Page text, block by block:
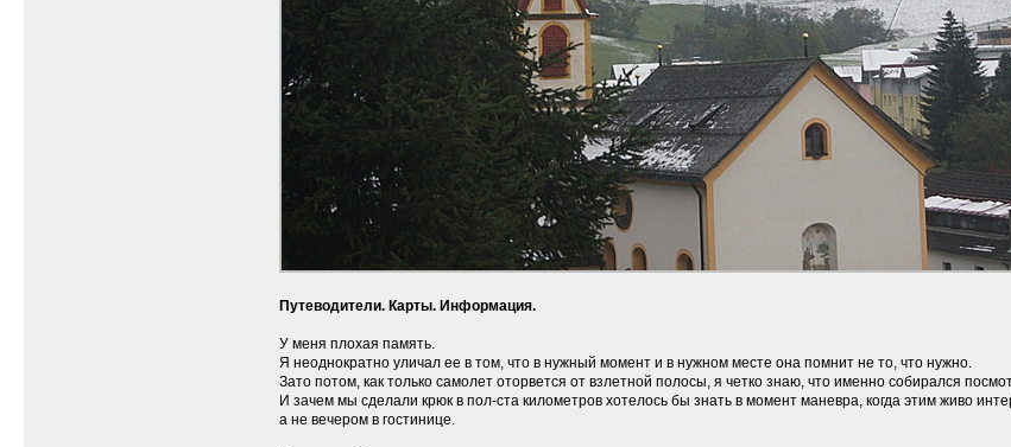
Путеводители. Карты. Информация.
У меня плохая память.
Я неоднократно уличал ее в том, что в нужный момент и в нужном месте она помнит не то, что нужно.
Зато потом, как только самолет оторвется от взлетной полосы, я четко знаю, что именно собирался
И зачем мы сделали крюк в пол-ста километров хотелось бы знать в момент маневра, когда этим живо
а не вечером в гостинице.